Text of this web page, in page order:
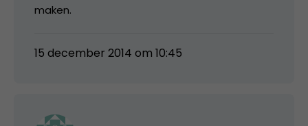
maken.
15 december 2014 om 10:45